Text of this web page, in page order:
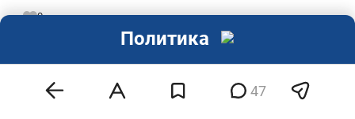
0 эмодзи
Анонимно 47
Политика